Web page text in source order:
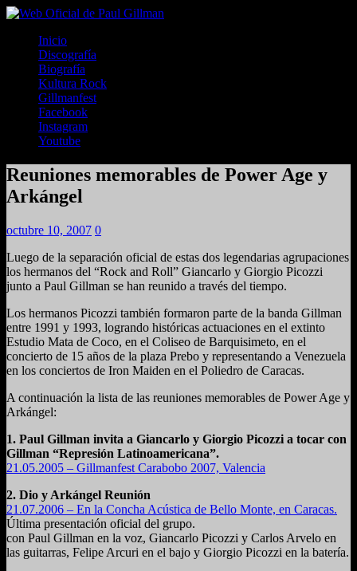
Inicio
Discografía
Biografía
Kultura Rock
Gillmanfest
Facebook
Instagram
Youtube
Reuniones memorables de Power Age y
Arkángel
octubre 10, 2007 0
Luego de la separación oficial de estas dos legendarias agrupaciones
los hermanos del “Rock and Roll” Giancarlo y Giorgio Picozzi
junto a Paul Gillman se han reunido a través del tiempo.
Los hermanos Picozzi también formaron parte de la banda Gillman
entre 1991 y 1993, logrando históricas actuaciones en el extinto
Estudio Mata de Coco, en el Coliseo de Barquisimeto, en el
concierto de 15 años de la plaza Prebo y representando a Venezuela
en los conciertos de Iron Maiden en el Poliedro de Caracas.
A continuación la lista de las reuniones memorables de Power Age y
Arkángel:
1. Paul Gillman invita a Giancarlo y Giorgio Picozzi a tocar con
Gillman “Represión Latinoamericana”.
21.05.2005 – Gillmanfest Carabobo 2007, Valencia
2. Dio y Arkángel Reunión
21.07.2006 – En la Concha Acústica de Bello Monte, en Caracas.
Última presentación oficial del grupo.
con Paul Gillman en la voz, Giancarlo Picozzi y Carlos Arvelo en
las guitarras, Felipe Arcuri en el bajo y Giorgio Picozzi en la batería.